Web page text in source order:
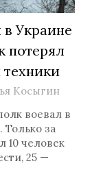
Украине
потерял
техники
Косыгин
воевал в
Только за
10 человек
25 —